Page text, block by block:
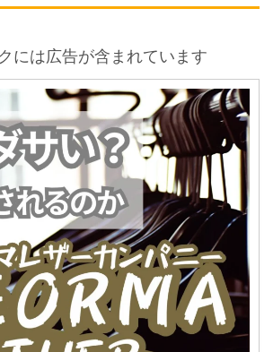
には広告が含まれています